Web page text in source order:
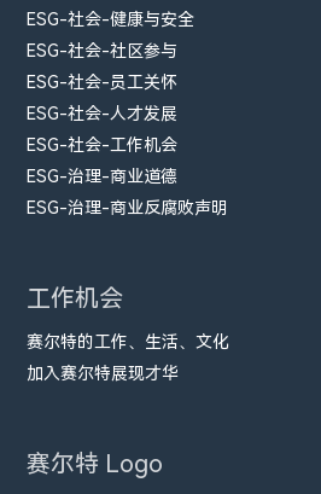
ESG-社会-健康与安全
ESG-社会-社区参与
ESG-社会-员工关怀
ESG-社会-人才发展
ESG-社会-工作机会
ESG-治理-商业道德
ESG-治理-商业反腐败声明
工作机会
赛尔特的工作、生活、文化
加入赛尔特展现才华
赛尔特 Logo